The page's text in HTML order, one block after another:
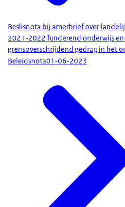
Beslisnota bij amerbrief over
2021-2022 funderend onderwijs en
grensoverschrijdend gedrag in het
Beleidsnota01-06-2023